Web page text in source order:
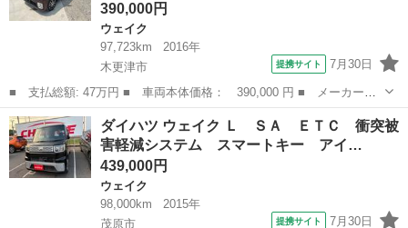
390,000円
ウェイク
97,723km
2016年
木更津市
提携サイト 7月30日
■ 支払総額: 47万円 ■ 車両本体価格： 390,000 円 ■ メーカー
名： ダイハツ ■ 車種名： ウェイク ■ グレード名： Ｇターボ
ＳＡＩＩ ＥＴＣ バックカメラ 両側電動スライドドア ナビ Ｔ
Ｖ 衝突被害軽減...
千葉 木更津市 ウェイク
ダイハツ ウェイク Ｌ ＳＡ ＥＴＣ 衝突被
害軽減システム スマートキー アイ…
439,000円
ウェイク
98,000km
2015年
茂原市
提携サイト 7月30日